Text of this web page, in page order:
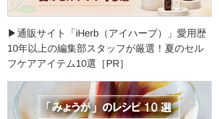
▶通販サイト「iHerb（アイハーブ）」愛用歴
10年以上の編集部スタッフが厳選！夏のセル
フケアアイテム10選［PR］